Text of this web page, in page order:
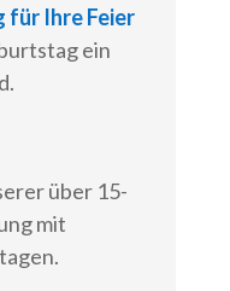
für Ihre Feier
ein
über 15-
mit